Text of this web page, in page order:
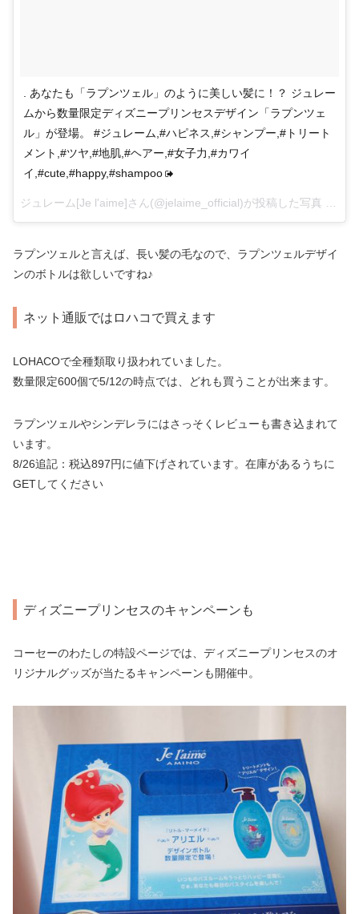
. あなたも「ラプンツェル」のように美しい髪に！？ ジュレー
ムから数量限定ディズニープリンセスデザイン「ラプンツェ
ル」が登場。 #ジュレーム,#ハピネス,#シャンプー,#トリート
メント,#ツヤ,#地肌,#ヘアー,#女子力,#カワイ
イ,#cute,#happy,#shampoo
ラプンツェルと言えば、長い髪の毛なので、ラプンツェルデザイ
ンのボトルは欲しいですね♪
ネット通販ではロハコで買えます
LOHACOで全種類取り扱われていました。
数量限定600個で5/12の時点では、どれも買うことが出来ます。
ラプンツェルやシンデレラにはさっそくレビューも書き込まれて
います。
8/26追記：税込897円に値下げされています。在庫があるうちに
GETしてください
ディズニープリンセスのキャンペーンも
コーセーのわたしの特設ページでは、ディズニープリンセスのオ
リジナルグッズが当たるキャンペーンも開催中。